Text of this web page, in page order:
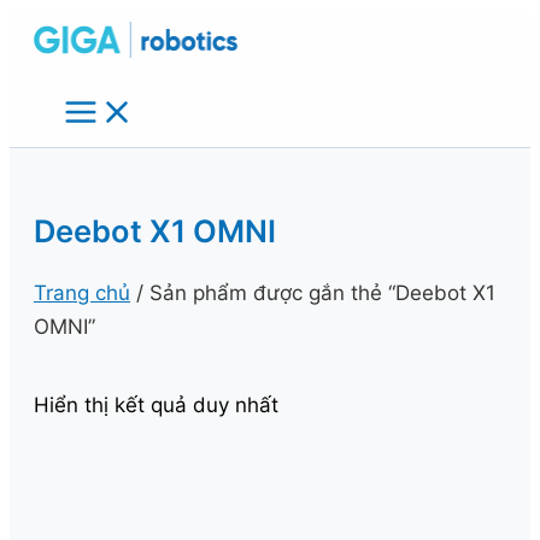
Deebot X1 OMNI
Trang chủ / Sản phẩm được gắn thẻ “Deebot X1
OMNI”
Hiển thị kết quả duy nhất